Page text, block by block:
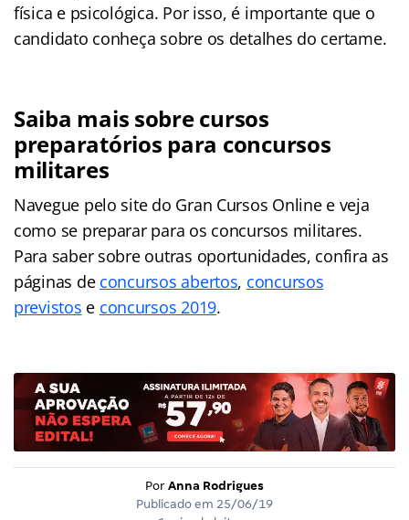
física e psicológica. Por isso, é importante que o
candidato conheça sobre os detalhes do certame.
Saiba mais sobre cursos
preparatórios para concursos
militares
Navegue pelo site do Gran Cursos Online e veja
como se preparar para os concursos militares.
Para saber sobre outras oportunidades, confira as
páginas de concursos abertos, concursos
previstos e concursos 2019.
Por Anna Rodrigues
Publicado em 25/06/19